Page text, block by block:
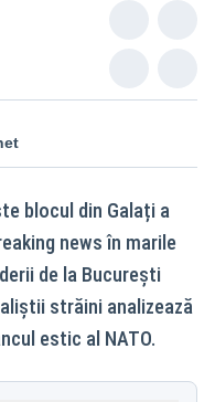
blocul din Galați a
news în marile
de la București
străini analizează
estic al NATO.